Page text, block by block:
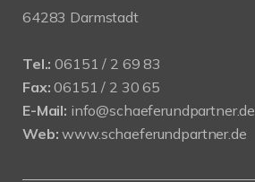
64283 Darmstadt
Tel.: 06151 / 2 69 83
Fax: 06151 / 2 30 65
E-Mail: info@schaeferundpartner.de
Web: www.schaeferundpartner.de